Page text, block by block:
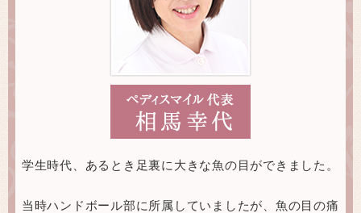
学生時代、あるとき足裏に大きな魚の目ができました。
当時ハンドボール部に所属していましたが、魚の目の痛